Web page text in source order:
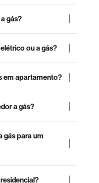
gás?
ou a gás?
em apartamento?
a gás?
gás para um